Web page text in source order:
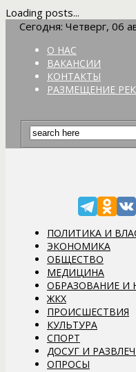
Loading posts...
Сегодня: Четверг, 06
О НАС
ВАКАНСИИ
КОНТАКТЫ
РАЗМЕЩЕНИЕ
ПОЛИТИКА И
ЭКОНОМИКА
ОБЩЕСТВО
МЕДИЦИНА
ОБРАЗОВАНИЕ И
ЖКХ
ПРОИСШЕСТВИЯ
КУЛЬТУРА
СПОРТ
ДОСУГ И
ОПРОСЫ